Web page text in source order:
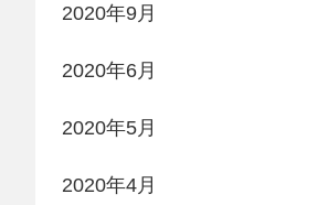
2020年9月
2020年6月
2020年5月
2020年4月